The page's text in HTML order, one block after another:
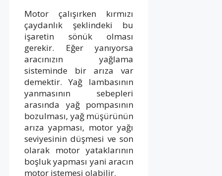
Motor çalışırken kırmızı
çaydanlık şeklindeki bu
işaretin sönük olması
gerekir. Eğer yanıyorsa
aracınızın yağlama
sisteminde bir arıza var
demektir. Yağ lambasının
yanmasının sebepleri
arasında yağ pompasının
bozulması, yağ müşürünün
arıza yapması, motor yağı
seviyesinin düşmesi ve son
olarak motor yataklarının
boşluk yapması yani aracın
motor istemesi olabilir.